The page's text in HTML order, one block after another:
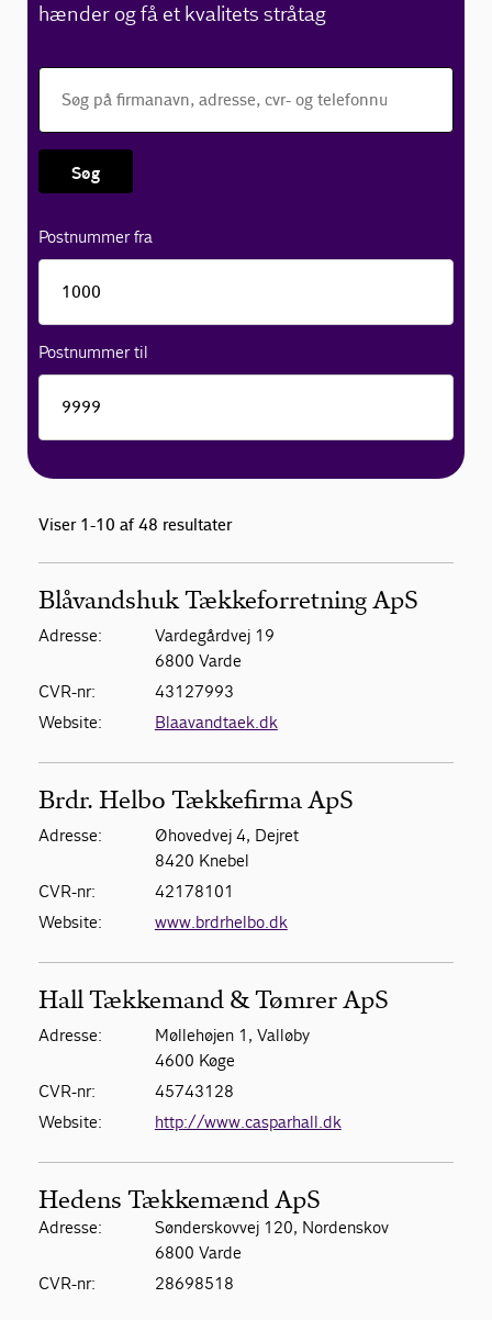
hænder og få et kvalitets stråtag
Søg
Postnummer fra
Postnummer til
Viser 1-10 af 48 resultater
Blåvandshuk Tækkeforretning ApS
Adresse:
Vardegårdvej 19
6800 Varde
CVR-nr:
43127993
Website:
Blaavandtaek.dk
Brdr. Helbo Tækkefirma ApS
Adresse:
Øhovedvej 4, Dejret
8420 Knebel
CVR-nr:
42178101
Website:
www.brdrhelbo.dk
Hall Tækkemand & Tømrer ApS
Adresse:
Møllehøjen 1, Valløby
4600 Køge
CVR-nr:
45743128
Website:
http://www.casparhall.dk
Hedens Tækkemænd ApS
Adresse:
Sønderskovvej 120, Nordenskov
6800 Varde
CVR-nr:
28698518